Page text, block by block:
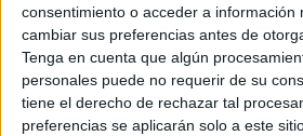
consentimiento o acceder a información
cambiar sus preferencias antes de
Tenga en cuenta que algún
personales puede no requerir de su
tiene el derecho de rechazar tal
preferencias se aplicarán solo a este